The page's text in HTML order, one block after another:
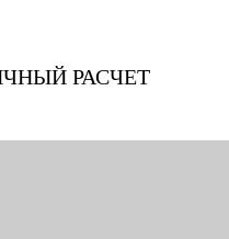
РАСЧЕТ